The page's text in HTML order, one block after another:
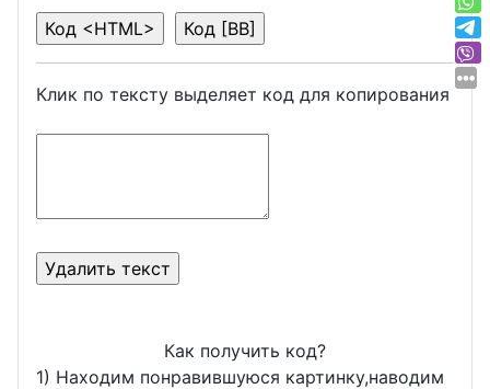
Клик по тексту выделяет код для копирования
Как получить код?
1) Находим понравившуюся картинку,наводим